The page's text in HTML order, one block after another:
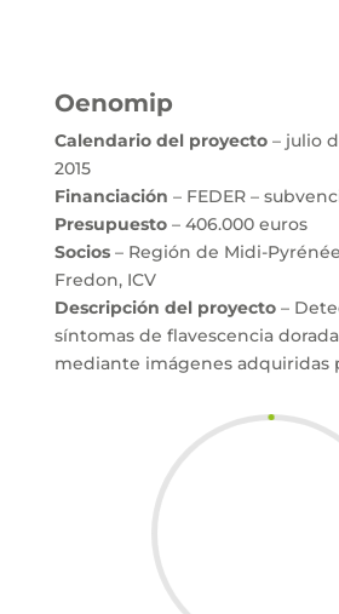
Oenomip
Calendario del proyecto– julio
2015
Financiación – FEDER –
Presupuesto– 406.000 euros
Socios– Región de Midi-
Fredon, ICV
Descripción del proyecto–
síntomas de flavescencia
mediante imágenes adquiridas